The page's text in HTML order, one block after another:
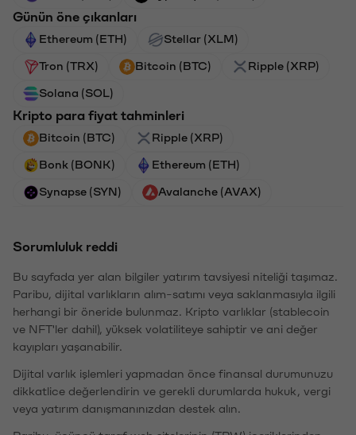
Günün öne çıkanları
Ethereum (ETH) Stellar (XLM)
Tron (TRX) Bitcoin (BTC) Ripple (XRP)
Solana (SOL)
Kripto para fiyat tahminleri
Bitcoin (BTC) Ripple (XRP)
Bonk (BONK) Ethereum (ETH)
Synapse (SYN) Avalanche (AVAX)
Sorumluluk reddi
Bu sayfada yer alan bilgiler yatırım tavsiyesi niteliği taşımaz.
Paribu, dijital varlıkların alım-satımı veya saklanmasıyla ilgili
herhangi bir öneride bulunmaz. Kripto varlıklar (stablecoin
ve NFT'ler dahil), yüksek volatiliteye sahiptir ve ani değer
kayıpları yaşanabilir.
Dijital varlık işlemleri yapmadan önce finansal durumunuzu
dikkatlice değerlendirin ve gerekli durumlarda hukuk, vergi
veya yatırım danışmanınızdan destek alın.